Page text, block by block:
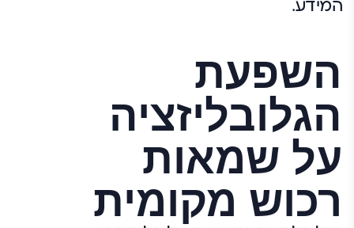
המידע.
השפעת
הגלובליזציה
על שמאות
רכוש מקומית